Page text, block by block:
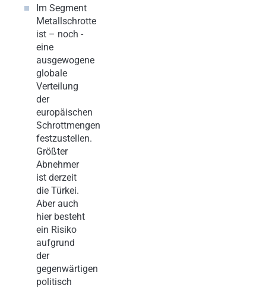
Im Segment
Metallschrotte
ist – noch -
eine
ausgewogene
globale
Verteilung
der
europäischen
Schrottmengen
festzustellen.
Größter
Abnehmer
ist derzeit
die Türkei.
Aber auch
hier besteht
ein Risiko
aufgrund
der
gegenwärtigen
politisch